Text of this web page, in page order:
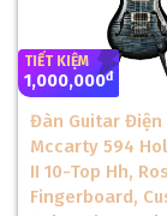
Hệ Thống Floyd
Điểm đặc biệt
Floyd Rose
TIẾT KIỆM
1,000,000đ
Đàn Guitar Điện
Mccarty 594
II 10-Top Hh,
Fingerboard,